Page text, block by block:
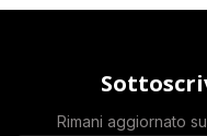
Rimani aggiornato